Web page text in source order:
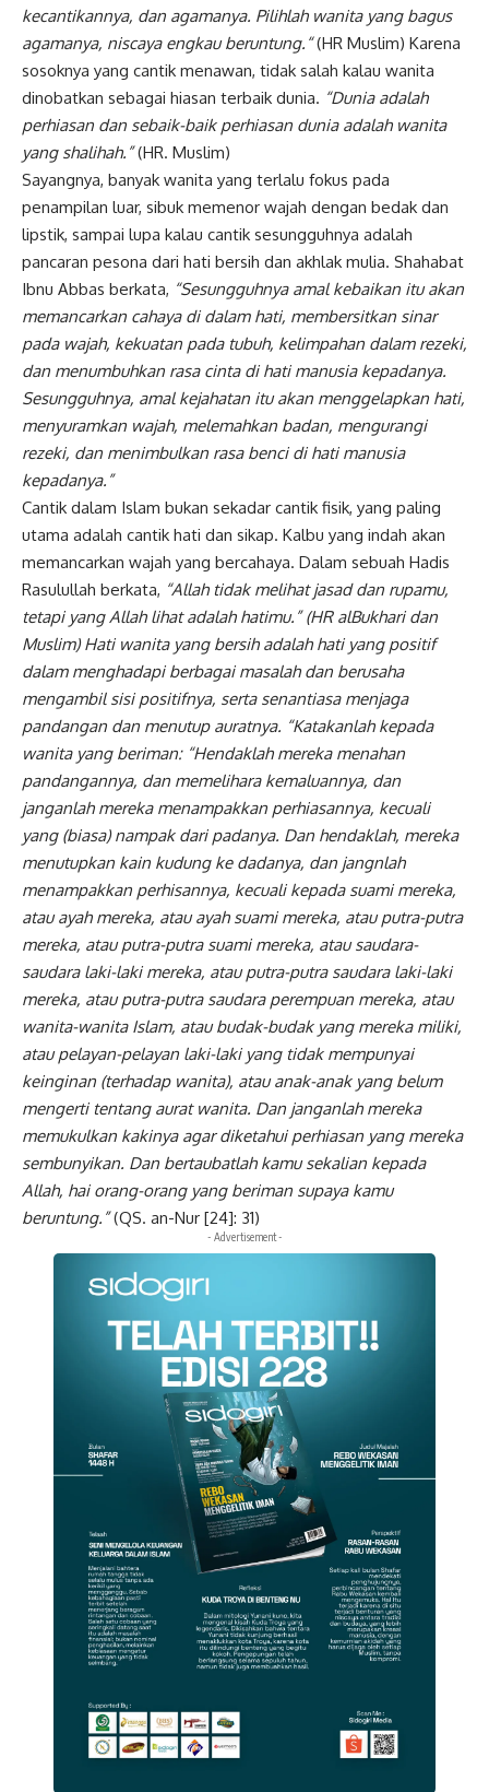
kecantikannya, dan agamanya. Pilihlah wanita yang bagus
agamanya, niscaya engkau beruntung.“(HR Muslim) Karena
sosoknya yang cantik menawan, tidak salah kalau wanita
dinobatkan sebagai hiasan terbaik dunia. “Dunia adalah
perhiasan dan sebaik-baik perhiasan dunia adalah wanita
yang shalihah.”(HR. Muslim)
Sayangnya, banyak wanita yang terlalu fokus pada
penampilan luar, sibuk memenor wajah dengan bedak dan
lipstik, sampai lupa kalau cantik sesungguhnya adalah
pancaran pesona dari hati bersih dan akhlak mulia. Shahabat
Ibnu Abbas berkata, “Sesungguhnya amal kebaikan itu akan
memancarkan cahaya di dalam hati, membersitkan sinar
pada wajah, kekuatan pada tubuh, kelimpahan dalam rezeki,
dan menumbuhkan rasa cinta di hati manusia kepadanya.
Sesungguhnya, amal kejahatan itu akan menggelapkan hati,
menyuramkan wajah, melemahkan badan, mengurangi
rezeki, dan menimbulkan rasa benci di hati manusia
kepadanya.”
Cantik dalam Islam bukan sekadar cantik fisik, yang paling
utama adalah cantik hati dan sikap. Kalbu yang indah akan
memancarkan wajah yang bercahaya. Dalam sebuah Hadis
Rasulullah berkata, “Allah tidak melihat jasad dan rupamu,
tetapi yang Allah lihat adalah hatimu.” (HR alBukhari dan
Muslim) Hati wanita yang bersih adalah hati yang positif
dalam menghadapi berbagai masalah dan berusaha
mengambil sisi positifnya, serta senantiasa menjaga
pandangan dan menutup auratnya. “Katakanlah kepada
wanita yang beriman: “Hendaklah mereka menahan
pandangannya, dan memelihara kemaluannya, dan
janganlah mereka menampakkan perhiasannya, kecuali
yang (biasa) nampak dari padanya. Dan hendaklah, mereka
menutupkan kain kudung ke dadanya, dan jangnlah
menampakkan perhisannya, kecuali kepada suami mereka,
atau ayah mereka, atau ayah suami mereka, atau putra-putra
mereka, atau putra-putra suami mereka, atau saudara-
saudara laki-laki mereka, atau putra-putra saudara laki-laki
mereka, atau putra-putra saudara perempuan mereka, atau
wanita-wanita Islam, atau budak-budak yang mereka miliki,
atau pelayan-pelayan laki-laki yang tidak mempunyai
keinginan (terhadap wanita), atau anak-anak yang belum
mengerti tentang aurat wanita. Dan janganlah mereka
memukulkan kakinya agar diketahui perhiasan yang mereka
sembunyikan. Dan bertaubatlah kamu sekalian kepada
Allah, hai orang-orang yang beriman supaya kamu
beruntung.”(QS. an-Nur [24]: 31)
- Advertisement -